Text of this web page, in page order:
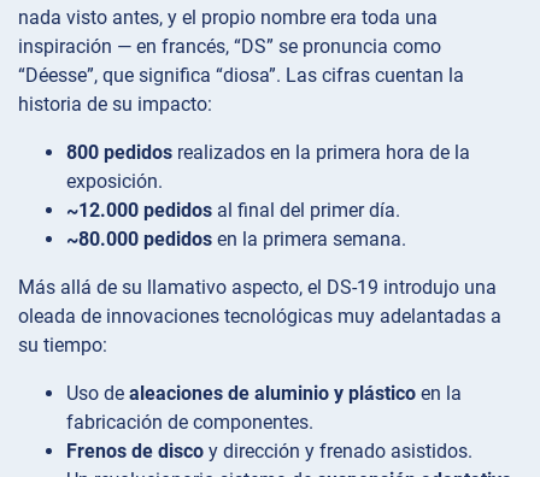
nada visto antes, y el propio nombre era toda una
inspiración — en francés, “DS” se pronuncia como
“Déesse”, que significa “diosa”. Las cifras cuentan la
historia de su impacto:
800 pedidos realizados en la primera hora de la
exposición.
~12.000 pedidos al final del primer día.
~80.000 pedidos en la primera semana.
Más allá de su llamativo aspecto, el DS-19 introdujo una
oleada de innovaciones tecnológicas muy adelantadas a
su tiempo:
Uso de aleaciones de aluminio y plástico en la
fabricación de componentes.
Frenos de disco y dirección y frenado asistidos.